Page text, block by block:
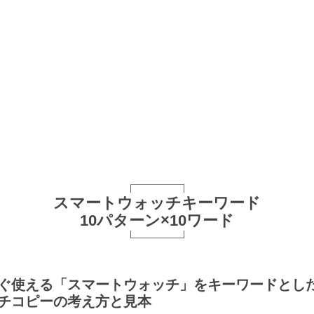
スマートウォッチキーワード
10パターン×10ワード
使える「スマートウォッチ」をキーワードとし
コピーの考え方と見本